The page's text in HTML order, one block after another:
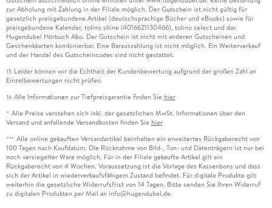
zur Abholung mit Zahlung in der Filiale möglich. Der Gutschein ist nicht gültig für
gesetzlich preisgebundene Artikel (deutschsprachige Bücher und eBooks) sowie für
preisgebundene Kalender, tolino shine (4016621130466), tolino select und das
Hugendubel Hörbuch Abo. Der Gutschein ist nicht mit anderen Gutscheinen und
Geschenkkarten kombinierbar. Eine Barauszahlung ist nicht möglich. Ein Weiterverkauf
und der Handel des Gutscheincodes sind nicht gestattet.
15 Leider können wir die Echtheit der Kundenbewertung aufgrund der großen Zahl an
Einzelbewertungen nicht prüfen.
16 Alle Informationen zur Tiefpreisgarantie finden Sie hier
* Alle Preise verstehen sich inkl. der gesetzlichen MwSt. Informationen über den
Versand und anfallende Versandkosten finden Sie hier
*** Alle online gekauften Versandartikel beinhalten ein erweitertes Rückgaberecht von
100 Tagen nach Kaufdatum. Die Rücknahme von Bild-, Ton- und Datenträgern ist nur bei
noch versiegelter Ware möglich. Für in der Filiale gekaufte Artikel gilt ein
Rückgaberecht von 4 Wochen. Voraussetzung ist die Vorlage des Kassenbons und dass
sich der Artikel in wiederverkaufsfähigem Zustand befindet. Für digitale Produkte gilt
weiterhin die gesetzliche Widerrufsfrist von 14 Tagen. Bitte senden Sie Ihren Widerruf
zu digitalen Produkten per Mail an info@hugendubel.de.